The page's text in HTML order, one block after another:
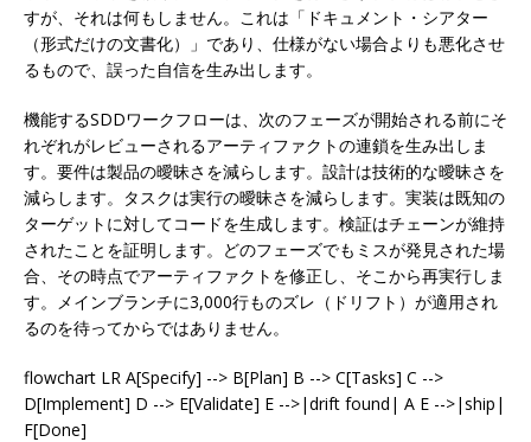
すが、それは何もしません。これは「ドキュメント・シアター
（形式だけの文書化）」であり、仕様がない場合よりも悪化させ
るもので、誤った自信を生み出します。
機能するSDDワークフローは、次のフェーズが開始される前にそ
れぞれがレビューされるアーティファクトの連鎖を生み出しま
す。要件は製品の曖昧さを減らします。設計は技術的な曖昧さを
減らします。タスクは実行の曖昧さを減らします。実装は既知の
ターゲットに対してコードを生成します。検証はチェーンが維持
されたことを証明します。どのフェーズでもミスが発見された場
合、その時点でアーティファクトを修正し、そこから再実行しま
す。メインブランチに3,000行ものズレ（ドリフト）が適用され
るのを待ってからではありません。
flowchart LR A[Specify] --> B[Plan] B --> C[Tasks] C -->
D[Implement] D --> E[Validate] E -->|drift found| A E -->|ship|
F[Done]